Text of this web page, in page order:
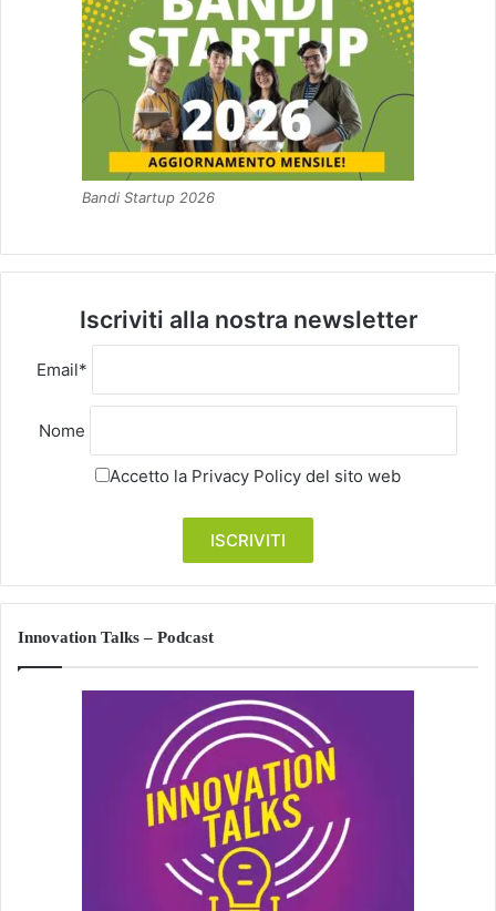
Bandi Startup 2026
Iscriviti alla nostra newsletter
Email*
Nome
Accetto la Privacy Policy del sito web
Innovation Talks – Podcast